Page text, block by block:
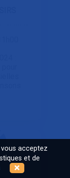
:
acceptez
et de